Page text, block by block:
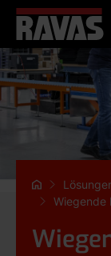
Wiegende